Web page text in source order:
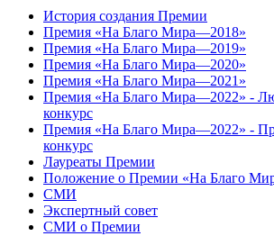
История создания Премии
Премия «На Благо Мира—2018»
Премия «На Благо Мира—2019»
Премия «На Благо Мира—2020»
Премия «На Благо Мира—2021»
Премия «На Благо Мира—2022» -
конкурс
Премия «На Благо Мира—2022» -
конкурс
Лауреаты Премии
Положение о Премии «На Благо
СМИ
Экспертный совет
СМИ о Премии